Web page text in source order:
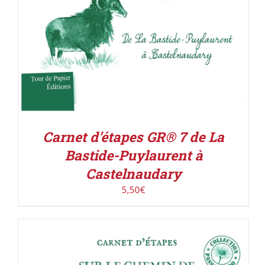
Carnet d’étapes GR® 7 de La
Bastide-Puylaurent à
Castelnaudary
5,50€